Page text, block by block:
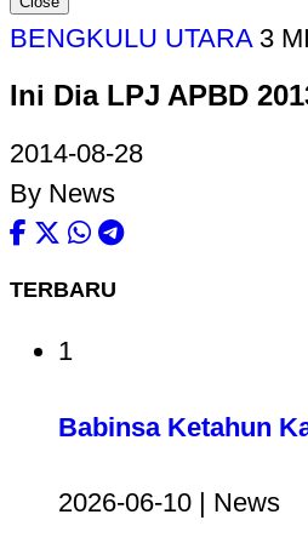
BENGKULU UTARA 3
Ini Dia LPJ APBD
2014-08-28
By News
TERBARU
1
Babinsa Ketahun
2026-06-10 | News